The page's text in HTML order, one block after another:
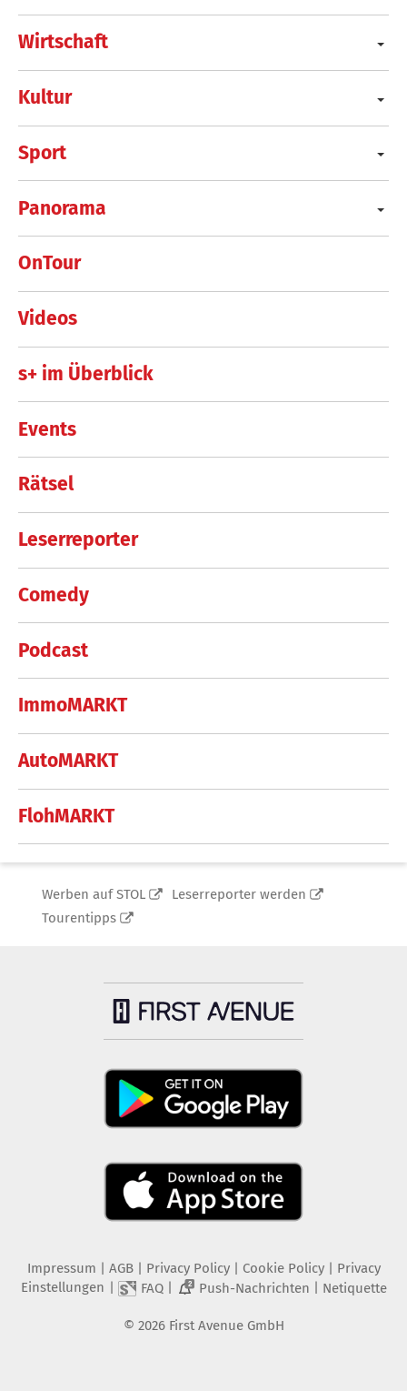
Wirtschaft
Kultur
Sport
Panorama
OnTour
Videos
s+ im Überblick
Events
Rätsel
Leserreporter
Comedy
Podcast
ImmoMARKT
AutoMARKT
FlohMARKT
Werben auf STOL
Leserreporter werden
Tourentipps
Impressum AGB Privacy Policy| Cookie Policy| Privacy
Einstellungen
FAQ| 2 Push-Nachrichten Netiquette
© 2026 First Avenue GmbH